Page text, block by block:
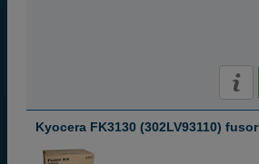
Kyocera FK3130 (302LV93110) fusor